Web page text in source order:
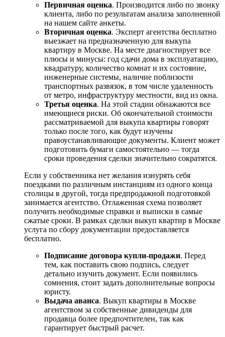
Первичная оценка. Производится либо по звонку
клиента, либо по результатам анализа заполненной
на нашем сайте анкеты.
Вторичная оценка. Эксперт агентства бесплатно
выезжает на предназначенную для выкупа
квартиру в Москве. На месте диагностирует все
плюсы и минусы: год сдачи дома в эксплуатацию,
квадратуру, количество комнат и их состояние,
инженерные системы, наличие поблизости
транспортных развязок, в том числе удаленность
от метро, инфраструктуру местности, вид из окна.
Третья оценка. На этой стадии обнажаются все
имеющиеся риски. Об окончательной стоимости
рассматриваемой для выкупа квартиры говорят
только после того, как будут изучены
правоустанавливающие документы. Клиент может
подготовить бумаги самостоятельно — тогда
сроки проведения сделки значительно сократятся.
Если у собственника нет желания изнурять себя
поездками по различным инстанциям из одного конца
столицы в другой, тогда предпродажной подготовкой
занимается агентство. Отлаженная схема позволяет
получить необходимые справки и выписки в самые
сжатые сроки. В рамках сделки выкуп квартир в Москве
услуга по сбору документации предоставляется
бесплатно.
Подписание договора купли-продажи. Перед
тем, как поставить свою подпись, следует
детально изучить документ. Если появились
сомнения, стоит задать дополнительные вопросы
юристу.
Выдача аванса. Выкуп квартиры в Москве
агентством за собственные дивиденды для
продавца более предпочтителен, так как
гарантирует быстрый расчет.